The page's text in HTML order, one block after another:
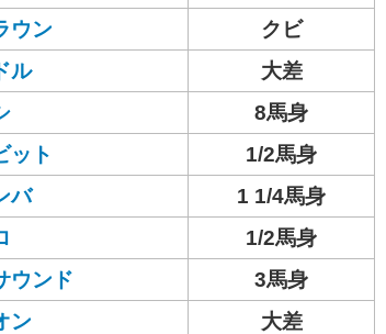
ウン
クビ
ル
大差
8馬身
ット
1/2馬身
バ
1 1/4馬身
1/2馬身
ウンド
3馬身
ン
大差